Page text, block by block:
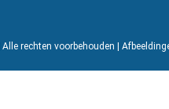
rechten voorbehouden |